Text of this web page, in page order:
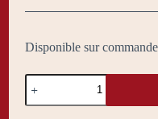
Disponible sur commande
quantité
de
Tapis